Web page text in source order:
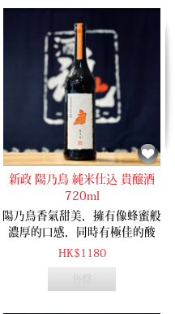
氣，旨味柔和，尾韻潔淨。
新政 陽乃鳥 純米仕込 貴醸酒
720ml
陽乃鳥香氣甜美，擁有像蜂蜜般
濃厚的口感，同時有極佳的酸
度，是酸甜平衡感極佳的貴釀
HK$1180